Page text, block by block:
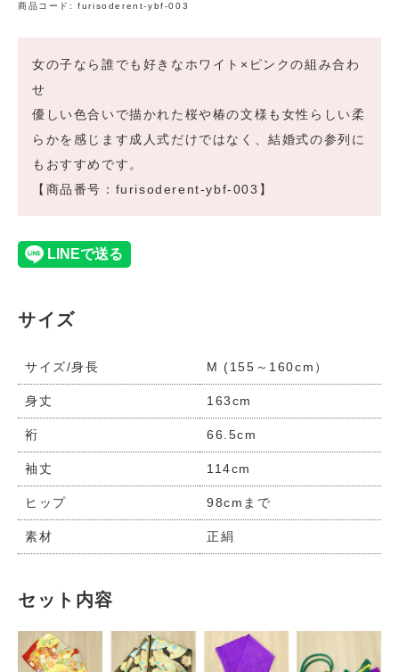
商品コード:furisoderent-ybf-003
女の子なら誰でも好きなホワイト×ピンクの組み合わ
せ
優しい色合いで描かれた桜や椿の文様も女性らしい柔
らかを感じます成人式だけではなく、結婚式の参列に
もおすすめです。
【商品番号：furisoderent-ybf-003】
サイズ
サイズ/身長 M (155～160cm）
身丈 163cm
裄 66.5cm
袖丈 114cm
ヒップ 98cmまで
素材 正絹
セット内容